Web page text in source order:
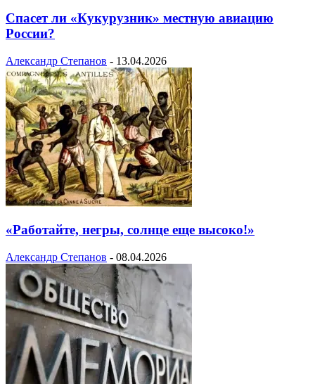
Спасет ли «Кукурузник» местную авиацию
России?
Александр Степанов - 13.04.2026
«Работайте, негры, солнце еще высоко!»
Александр Степанов - 08.04.2026